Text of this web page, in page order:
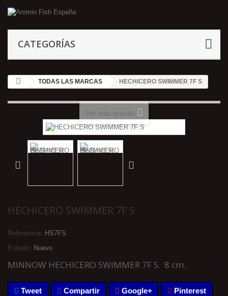
CATEGORÍAS
TODAS LAS MARCAS HECHICERO SWIMMER 7F S
HECHICERO SWIMMER 7F S
Referencia: HS7FS
Estado: Nuevo
MINNOW HECHICERO SWIMMER 7F S. 8 cm.
Tweet Compartir Google+ Pinterest